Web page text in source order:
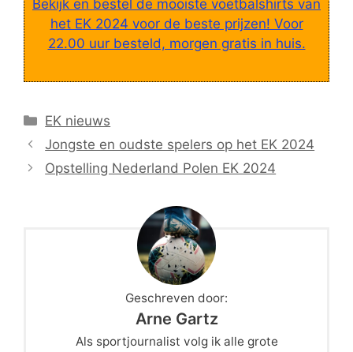
Bekijk en bestel de mooiste voetbalshirts van
het EK 2024 voor de beste prijzen! Voor
22.00 uur besteld, morgen gratis in huis.
Categorieën
EK nieuws
Jongste en oudste spelers op het EK 2024
Opstelling Nederland Polen EK 2024
Geschreven door:
Arne Gartz
Als sportjournalist volg ik alle grote